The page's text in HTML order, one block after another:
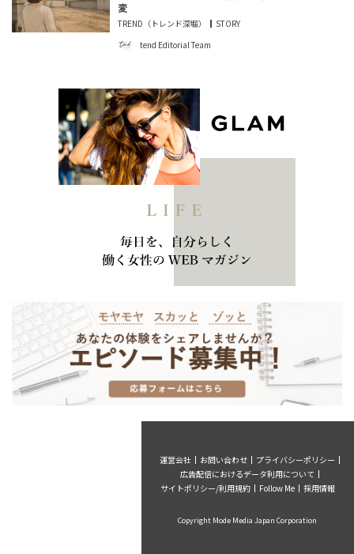
変
TREND（トレンド深堀）
STORY
tend Editorial Team
運営会社 お問い合わせ
プライバシーポリシー
広告配信におけるデータ利用について
サイトポリシー/利用規約
Follow Me 採用情報
Copyright Mode Media Japan Corporation